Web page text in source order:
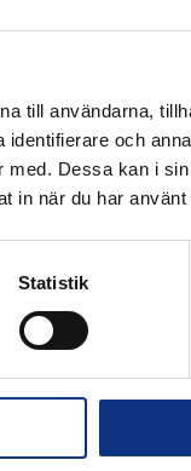
till användarna,
och
Dessa kan i
in när du har
Statistik